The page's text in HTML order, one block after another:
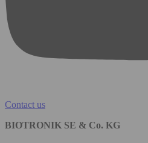
Contact us
BIOTRONIK SE & Co. KG